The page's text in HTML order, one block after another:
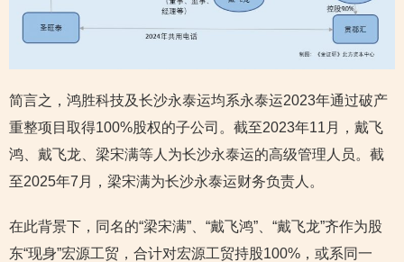
简言之，鸿胜科技及长沙永泰运均系永泰运2023年通过破产
重整项目取得100%股权的子公司。截至2023年11月，戴飞
鸿、戴飞龙、梁宋满等人为长沙永泰运的高级管理人员。截
至2025年7月，梁宋满为长沙永泰运财务负责人。
在此背景下，同名的“梁宋满”、“戴飞鸿”、“戴飞龙”齐作为股
东“现身”宏源工贸，合计对宏源工贸持股100%，或系同一